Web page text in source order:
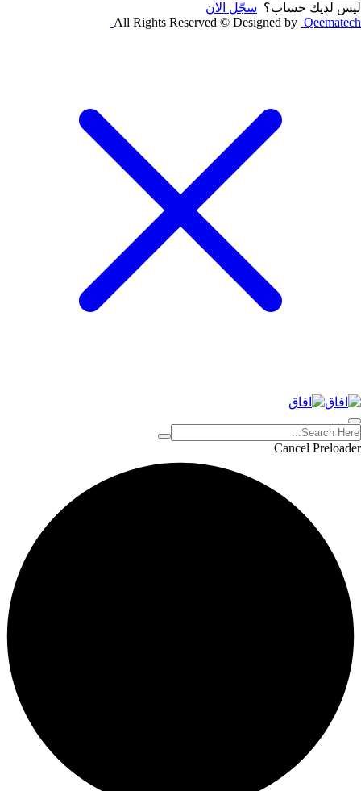
ليس لديك حساب؟ سجّل الآن
All Rights Reserved © Designed by Qeematech
Cancel Preloader